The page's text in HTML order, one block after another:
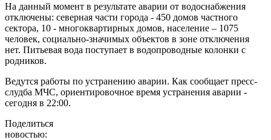
На данный момент в результате аварии от водоснабжения
отключены: северная части города - 450 домов частного
сектора, 10 - многоквартирных домов, население – 1075
человек, социально-значимых объектов в зоне отключения
нет. Питьевая вода поступает в водопроводные колонки с
родников.
Ведутся работы по устранению аварии. Как сообщает пресс-
слудба МЧС, ориентировочное время устранения аварии -
сегодня в 22:00.
Поделиться
новостью: